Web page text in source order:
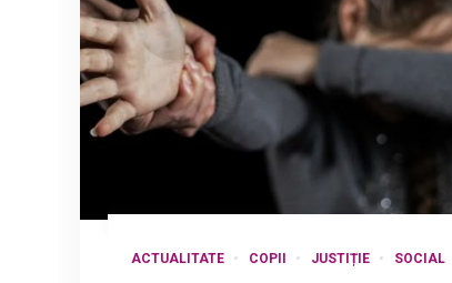
ACTUALITATE COPII JUSTIȚIE SOCIAL